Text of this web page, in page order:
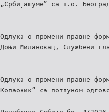
„Србијашуме” са п.о.
Одлука о промени правне
Доњи Милановац, Службени
Одлука о промени правне
Копаоник” са потпуном